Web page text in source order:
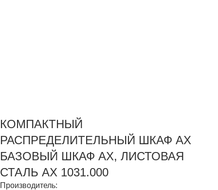
КОМПАКТНЫЙ
РАСПРЕДЕЛИТЕЛЬНЫЙ ШКАФ AX
БАЗОВЫЙ ШКАФ AX, ЛИСТОВАЯ
СТАЛЬ AX 1031.000
Производитель: